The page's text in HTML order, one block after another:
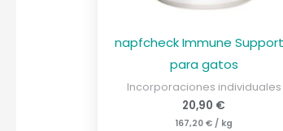
napfcheck Immune
para gatos
Incorporaciones individuales
20,90 €
167,20 €/ kg